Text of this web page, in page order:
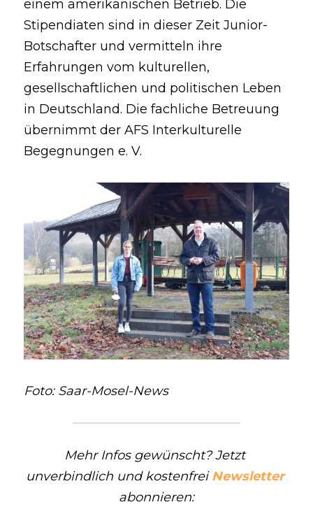
einem amerikanischen Betrieb. Die
Stipendiaten sind in dieser Zeit Junior-
Botschafter und vermitteln ihre
Erfahrungen vom kulturellen,
gesellschaftlichen und politischen Leben
in Deutschland. Die fachliche Betreuung
übernimmt der AFS Interkulturelle
Begegnungen e. V.
Foto: Saar-Mosel-News
Mehr Infos gewünscht? Jetzt
unverbindlich und kostenfrei Newsletter
abonnieren: